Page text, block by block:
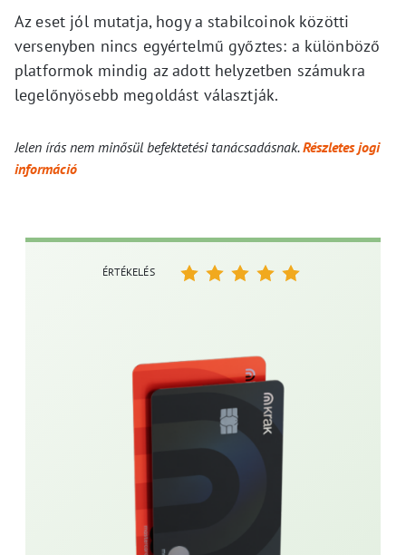
Az eset jól mutatja, hogy a stabilcoinok közötti
versenyben nincs egyértelmű győztes: a különböző
platformok mindig az adott helyzetben számukra
legelőnyösebb megoldást választják.
Jelen írás nem minősül befektetési tanácsadásnak.Részletes jogi
információ
ÉRTÉKELÉS